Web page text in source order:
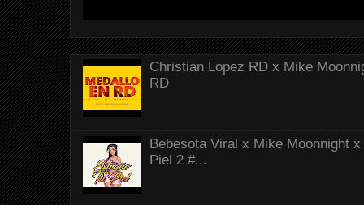
Christian Lopez RD x Mike
RD
Bebesota Viral x Mike Moonnight
Piel 2 #...